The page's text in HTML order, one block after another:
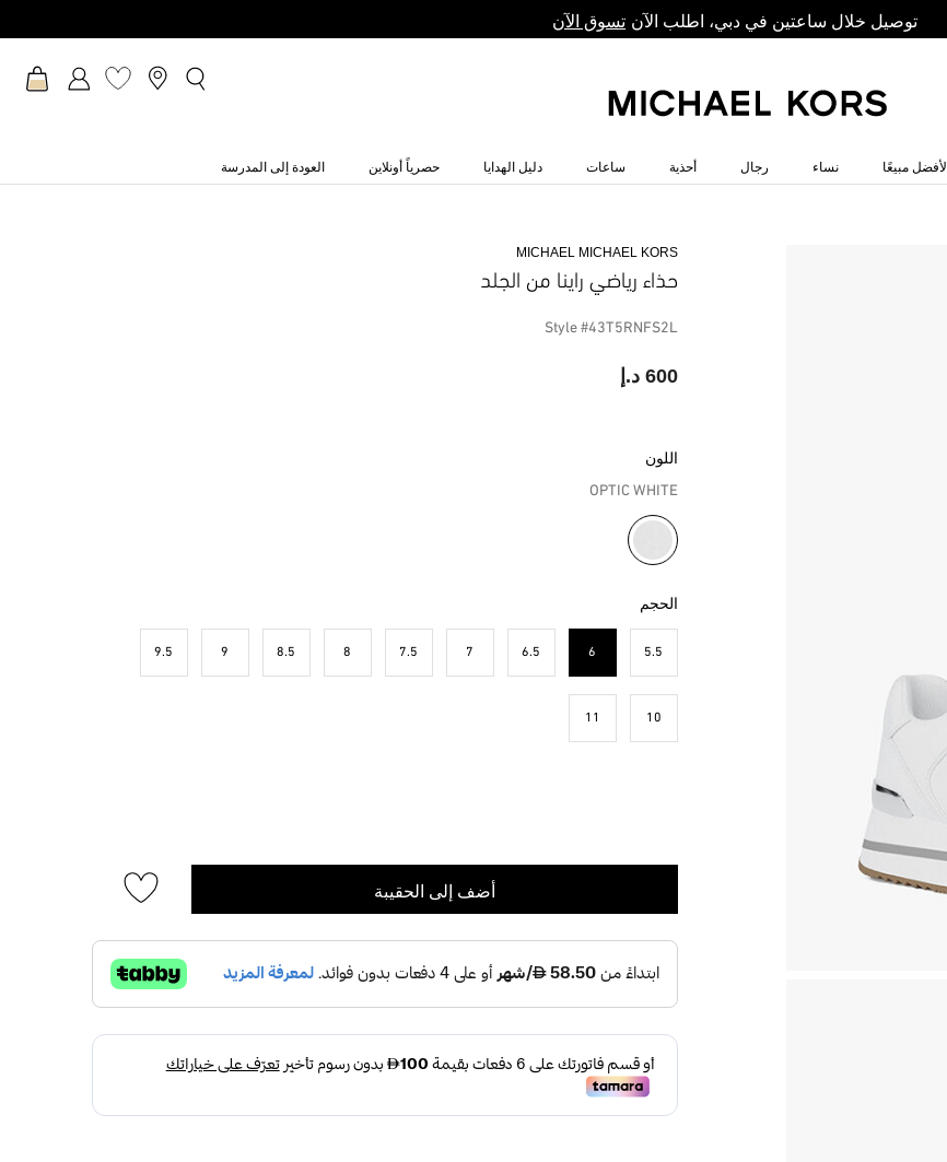
توصيل خلال ساعتين في دبي، اطلب الآن تسوق الآن
الأفضل مبيعًا نساء رجال أحذية ساعات دليل الهدايا حصرياً أونلاين العودة إلى المدرسة
MICHAEL MICHAEL KORS
حذاء رياضي راينا من الجلد
Style #43T5RNFS2L
600 د.إ
اللون
OPTIC WHITE
مختار
الحجم
5.5
6
6.5
7
7.5
8
8.5
9
9.5
10
11
أضف إلى الحقيبة